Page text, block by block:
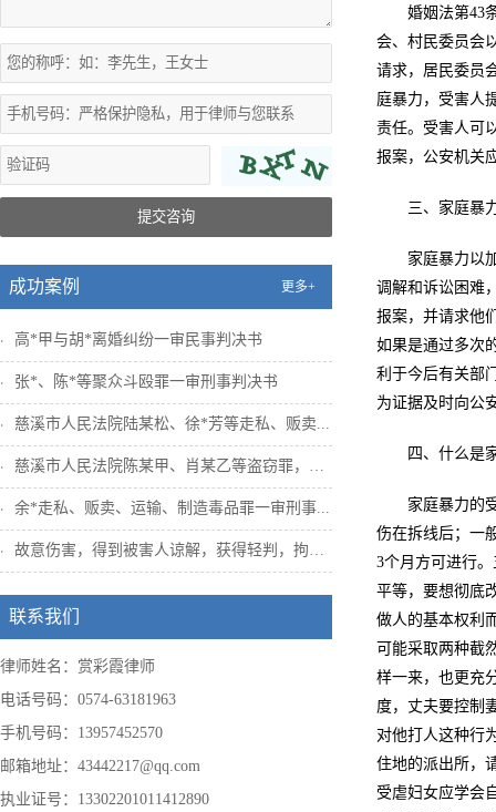
提交咨询
成功案例 更多+
高*甲与胡*离婚纠纷一审民事判决书
张*、陈*等聚众斗殴罪一审刑事判决书
慈溪市人民法院陆某松、徐*芳等走私、贩卖...
慈溪市人民法院陈某甲、肖某乙等盗窃罪，姜...
余*走私、贩卖、运输、制造毒品罪一审刑事...
故意伤害，得到被害人谅解，获得轻判，拘役...
联系我们
律师姓名：赏彩霞律师
电话号码：0574-63181963
手机号码：13957452570
邮箱地址：43442217@qq.com
执业证号：13302201011412890
婚姻法第43
会、村民委员会
请求，居民委员
庭暴力，受害人
责任。受害人可
报案，公安机关
三、家庭暴
家庭暴力以
调解和诉讼困难
报案，并请求他
如果是通过多次
利于今后有关部
为证据及时向公
四、什么是
家庭暴力的
伤在拆线后；一
3个月方可进行
平等，要想彻底
做人的基本权利
可能采取两种截
样一来，也更充
度，丈夫要控制
对他打人这种行
住地的派出所，
受虐妇女应学会